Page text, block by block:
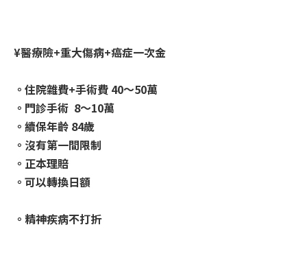
¥醫療險+重大傷病+癌症一次金
。住院雜費+手術費 40～50萬
。門診手術 8～10萬
。續保年齡 84歲
。沒有第一間限制
。正本理賠
。可以轉換日額
。精神疾病不打折